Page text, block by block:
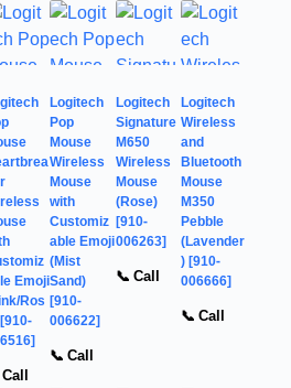
Emoji
Ros
Logitech
Pop
Mouse
Wireless
Mouse
with
Customiz
able Emoji
(Mist
Sand)
[910-
006622]
📞 Call
Logitech
Signature
M650
Wireless
Mouse
(Rose)
[910-
006263]
📞 Call
Logitech
Wireless
and
Bluetooth
Mouse
M350
Pebble
(Lavender
) [910-
006666]
📞 Call